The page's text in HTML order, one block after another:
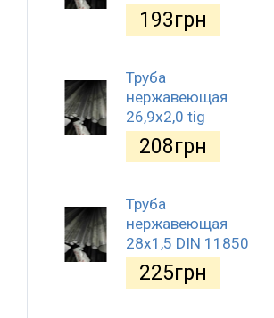
193грн
Труба
нержавеющая
26,9х2,0 tig
208грн
Труба
нержавеющая
28х1,5 DIN 11850
225грн